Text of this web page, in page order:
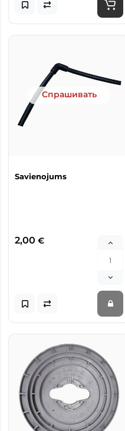
Спрашивать
Savienojums
2,00 €